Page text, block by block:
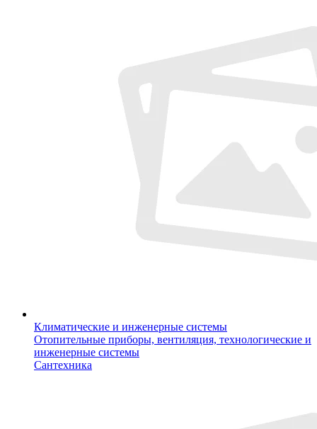
Климатические и инженерные системы
Отопительные приборы, вентиляция, технологические и
инженерные системы
Сантехника